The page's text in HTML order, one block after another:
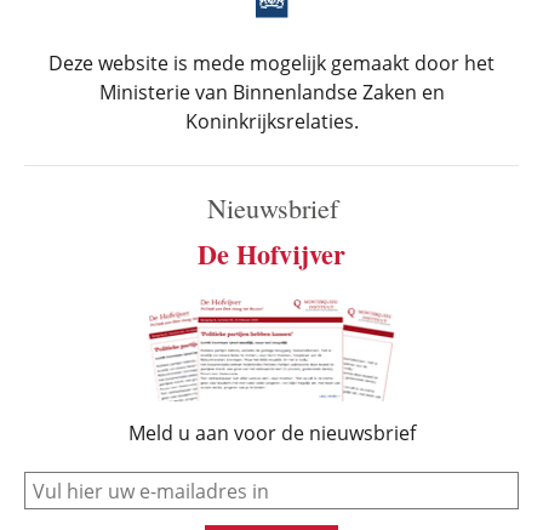
Deze website is mede mogelijk gemaakt door het
Ministerie van Binnenlandse Zaken en
Koninkrijksrelaties.
Nieuwsbrief
De Hofvijver
Meld u aan voor de nieuwsbrief
e-mail